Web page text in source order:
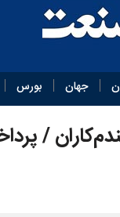
جهان بورس
/